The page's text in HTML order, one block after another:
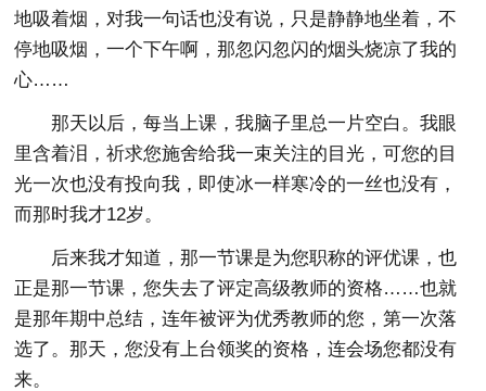
地吸着烟，对我一句话也没有说，只是静静地坐着，不
停地吸烟，一个下午啊，那忽闪忽闪的烟头烧凉了我的
心……
那天以后，每当上课，我脑子里总一片空白。我眼
里含着泪，祈求您施舍给我一束关注的目光，可您的目
光一次也没有投向我，即使冰一样寒冷的一丝也没有，
而那时我才12岁。
后来我才知道，那一节课是为您职称的评优课，也
正是那一节课，您失去了评定高级教师的资格……也就
是那年期中总结，连年被评为优秀教师的您，第一次落
选了。那天，您没有上台领奖的资格，连会场您都没有
来。